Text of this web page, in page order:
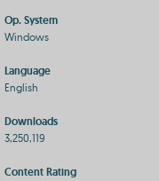
Op. System
Windows
Language
English
Downloads
3,250,119
Content Rating